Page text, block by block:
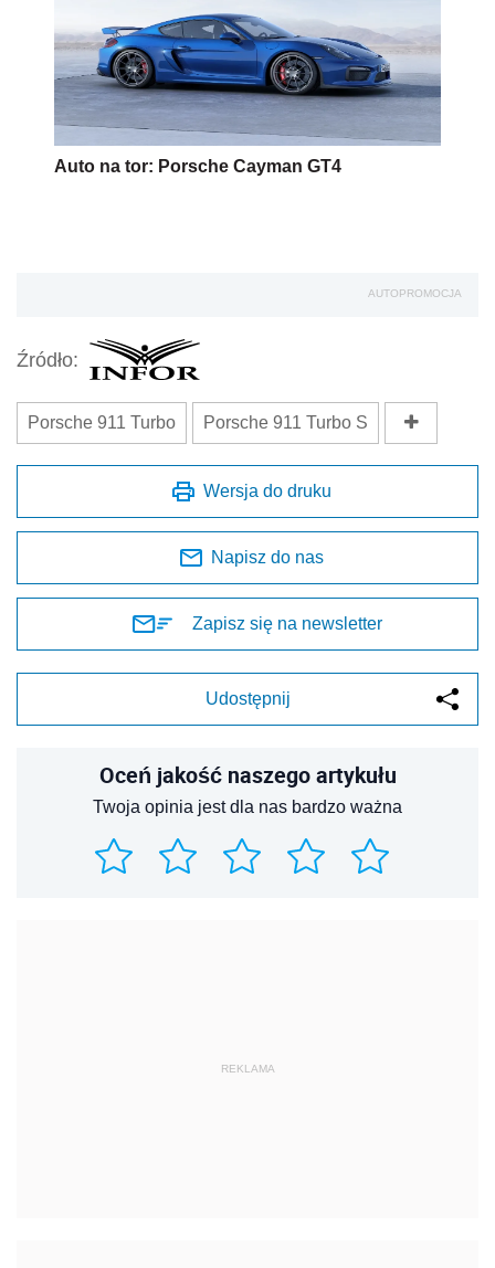
Auto na tor: Porsche Cayman GT4
AUTOPROMOCJA
Źródło:
Porsche 911 Turbo Porsche 911 Turbo S
Wersja do druku
Napisz do nas
Zapisz się na newsletter
Udostępnij
Oceń jakość naszego artykułu
Twoja opinia jest dla nas bardzo ważna
REKLAMA